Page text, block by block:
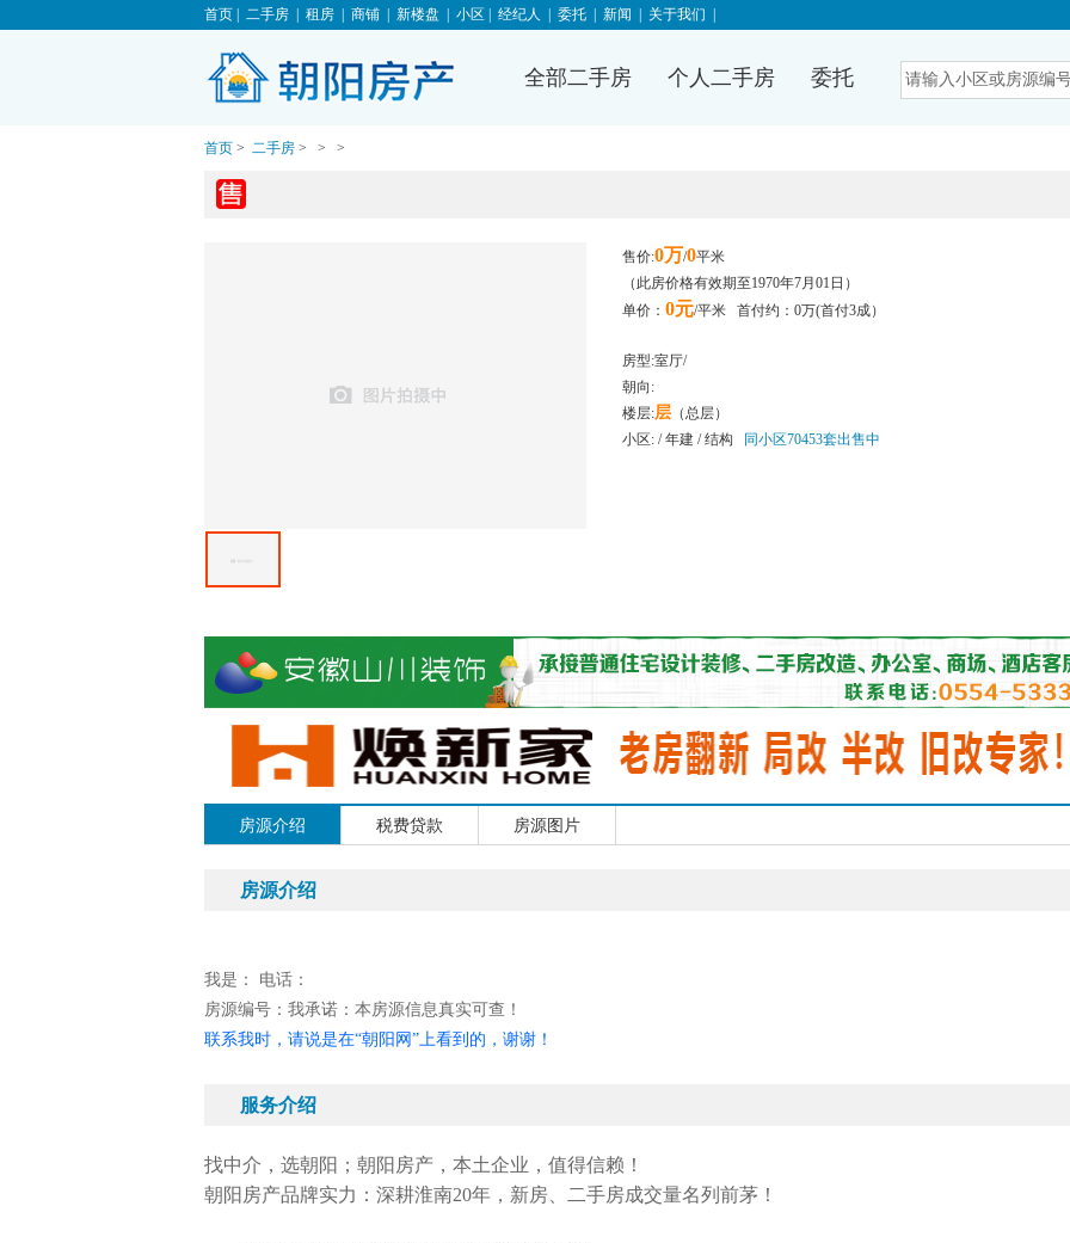
首页| 二手房| 租房| 商铺| 新楼盘 小区 经纪人 委托| 新闻 关于我们
全部二手房 个人二手房 委托
首页> 二手房> > >
售价:0万/0平米
（此房价格有效期至1970年7月01日）
单价： 0元/平米 首付约：0万(首付3成）
房型:室厅/
朝向:
楼层:层（总层）
小区: / 年建 / 结构 同小区70453套出售中
房源介绍 税费贷款 房源图片
房源介绍
我是：
电话：
房源编号： 我承诺：本房源信息真实可查！
联系我时，请说是在“朝阳网”上看到的，谢谢！
服务介绍
找中介，选朝阳；朝阳房产，本土企业，值得信赖！
朝阳房产品牌实力：深耕淮南20年，新房、二手房成交量名列前茅！